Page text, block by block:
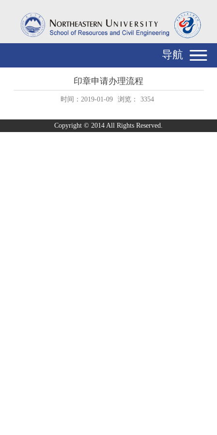
导航
印章申请办理流程
时间：2019-01-09 浏览： 3354
Copyright © 2014 All Rights Reserved.